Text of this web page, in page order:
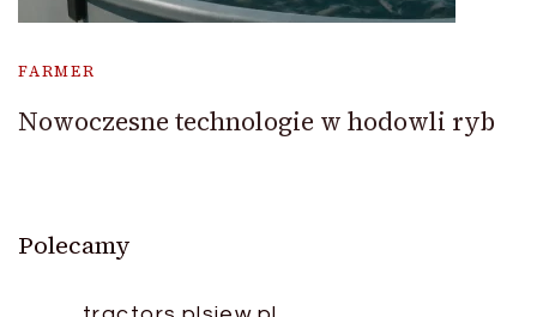
FARMER
Nowoczesne technologie w hodowli ryb
Polecamy